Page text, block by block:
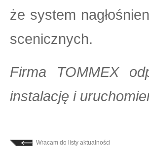
że system
scenicznych.
Firma TOMMEX
instalację i
Wracam do listy aktualności